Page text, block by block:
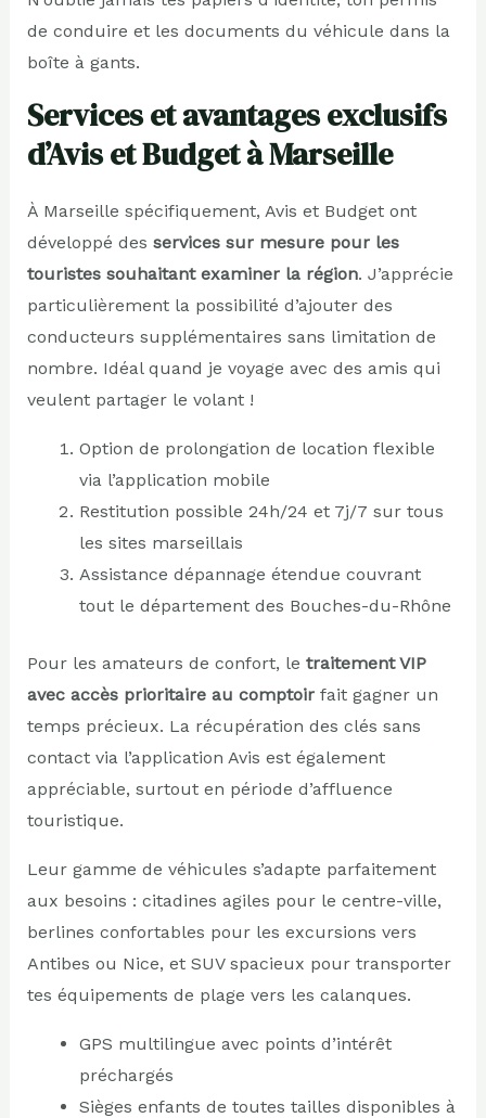
de conduire et les documents du véhicule dans la
boîte à gants.
Services et avantages exclusifs
d’Avis et Budget à Marseille
À Marseille spécifiquement, Avis et Budget ont
développé des services sur mesure pour les
touristes souhaitant examiner la région. J’apprécie
particulièrement la possibilité d’ajouter des
conducteurs supplémentaires sans limitation de
nombre. Idéal quand je voyage avec des amis qui
veulent partager le volant !
Option de prolongation de location flexible
via l’application mobile
Restitution possible 24h/24 et 7j/7 sur tous
les sites marseillais
Assistance dépannage étendue couvrant
tout le département des Bouches-du-Rhône
Pour les amateurs de confort, le traitement VIP
avec accès prioritaire au comptoirfait gagner un
temps précieux. La récupération des clés sans
contact via l’application Avis est également
appréciable, surtout en période d’affluence
touristique.
Leur gamme de véhicules s’adapte parfaitement
aux besoins : citadines agiles pour le centre-ville,
berlines confortables pour les excursions vers
Antibes ou Nice, et SUV spacieux pour transporter
tes équipements de plage vers les calanques.
GPS multilingue avec points d’intérêt
préchargés
Sièges enfants de toutes tailles disponibles à